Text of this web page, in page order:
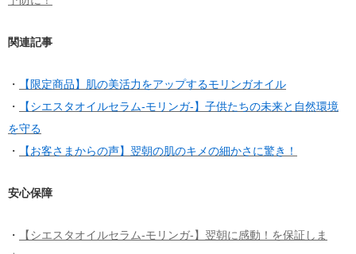
関連記事
・
【限定商品】肌の美活力をアップするモリンガオイル
・
【シエスタオイルセラム-モリンガ-】子供たちの未来と自然環境
を守る
・
【お客さまからの声】翌朝の肌のキメの細かさに驚き！
安心保障
・
【シエスタオイルセラム-モリンガ-】翌朝に感動！を保証しま